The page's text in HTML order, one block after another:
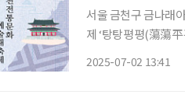
서울 금천구 금나래
제 ‘탕탕평평(蕩蕩
2025-07-02 13:41